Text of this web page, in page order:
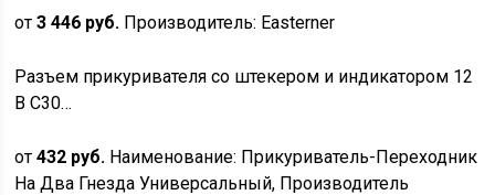
от3 446 руб. Производитель: Easterner
Разъем прикуривателя со штекером и индикатором 12
В C30…
от432 руб. Наименование: Прикуриватель-Переходник
На Два Гнезда Универсальный, Производитель